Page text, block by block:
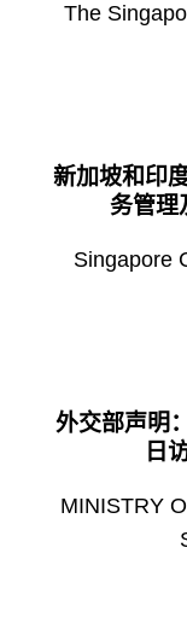
The
新加坡和印
务管理
Singapore
外交部声明
日
MINISTRY